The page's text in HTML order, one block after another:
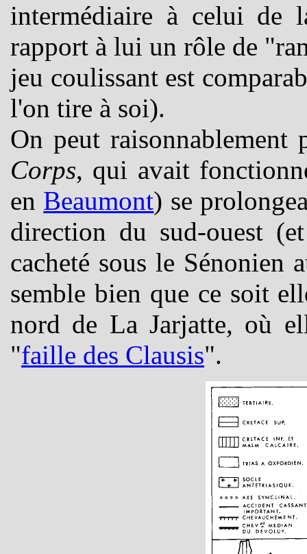
intermédiaire à celui de
rapport à lui un rôle de
jeu coulissant est
l'on tire à soi).
On peut raisonnablement
Corps, qui avait
en Beaumont) se
direction du sud-ouest
cacheté sous le
semble bien que ce soit
nord de La Jarjatte, où
"faille des Clausis".